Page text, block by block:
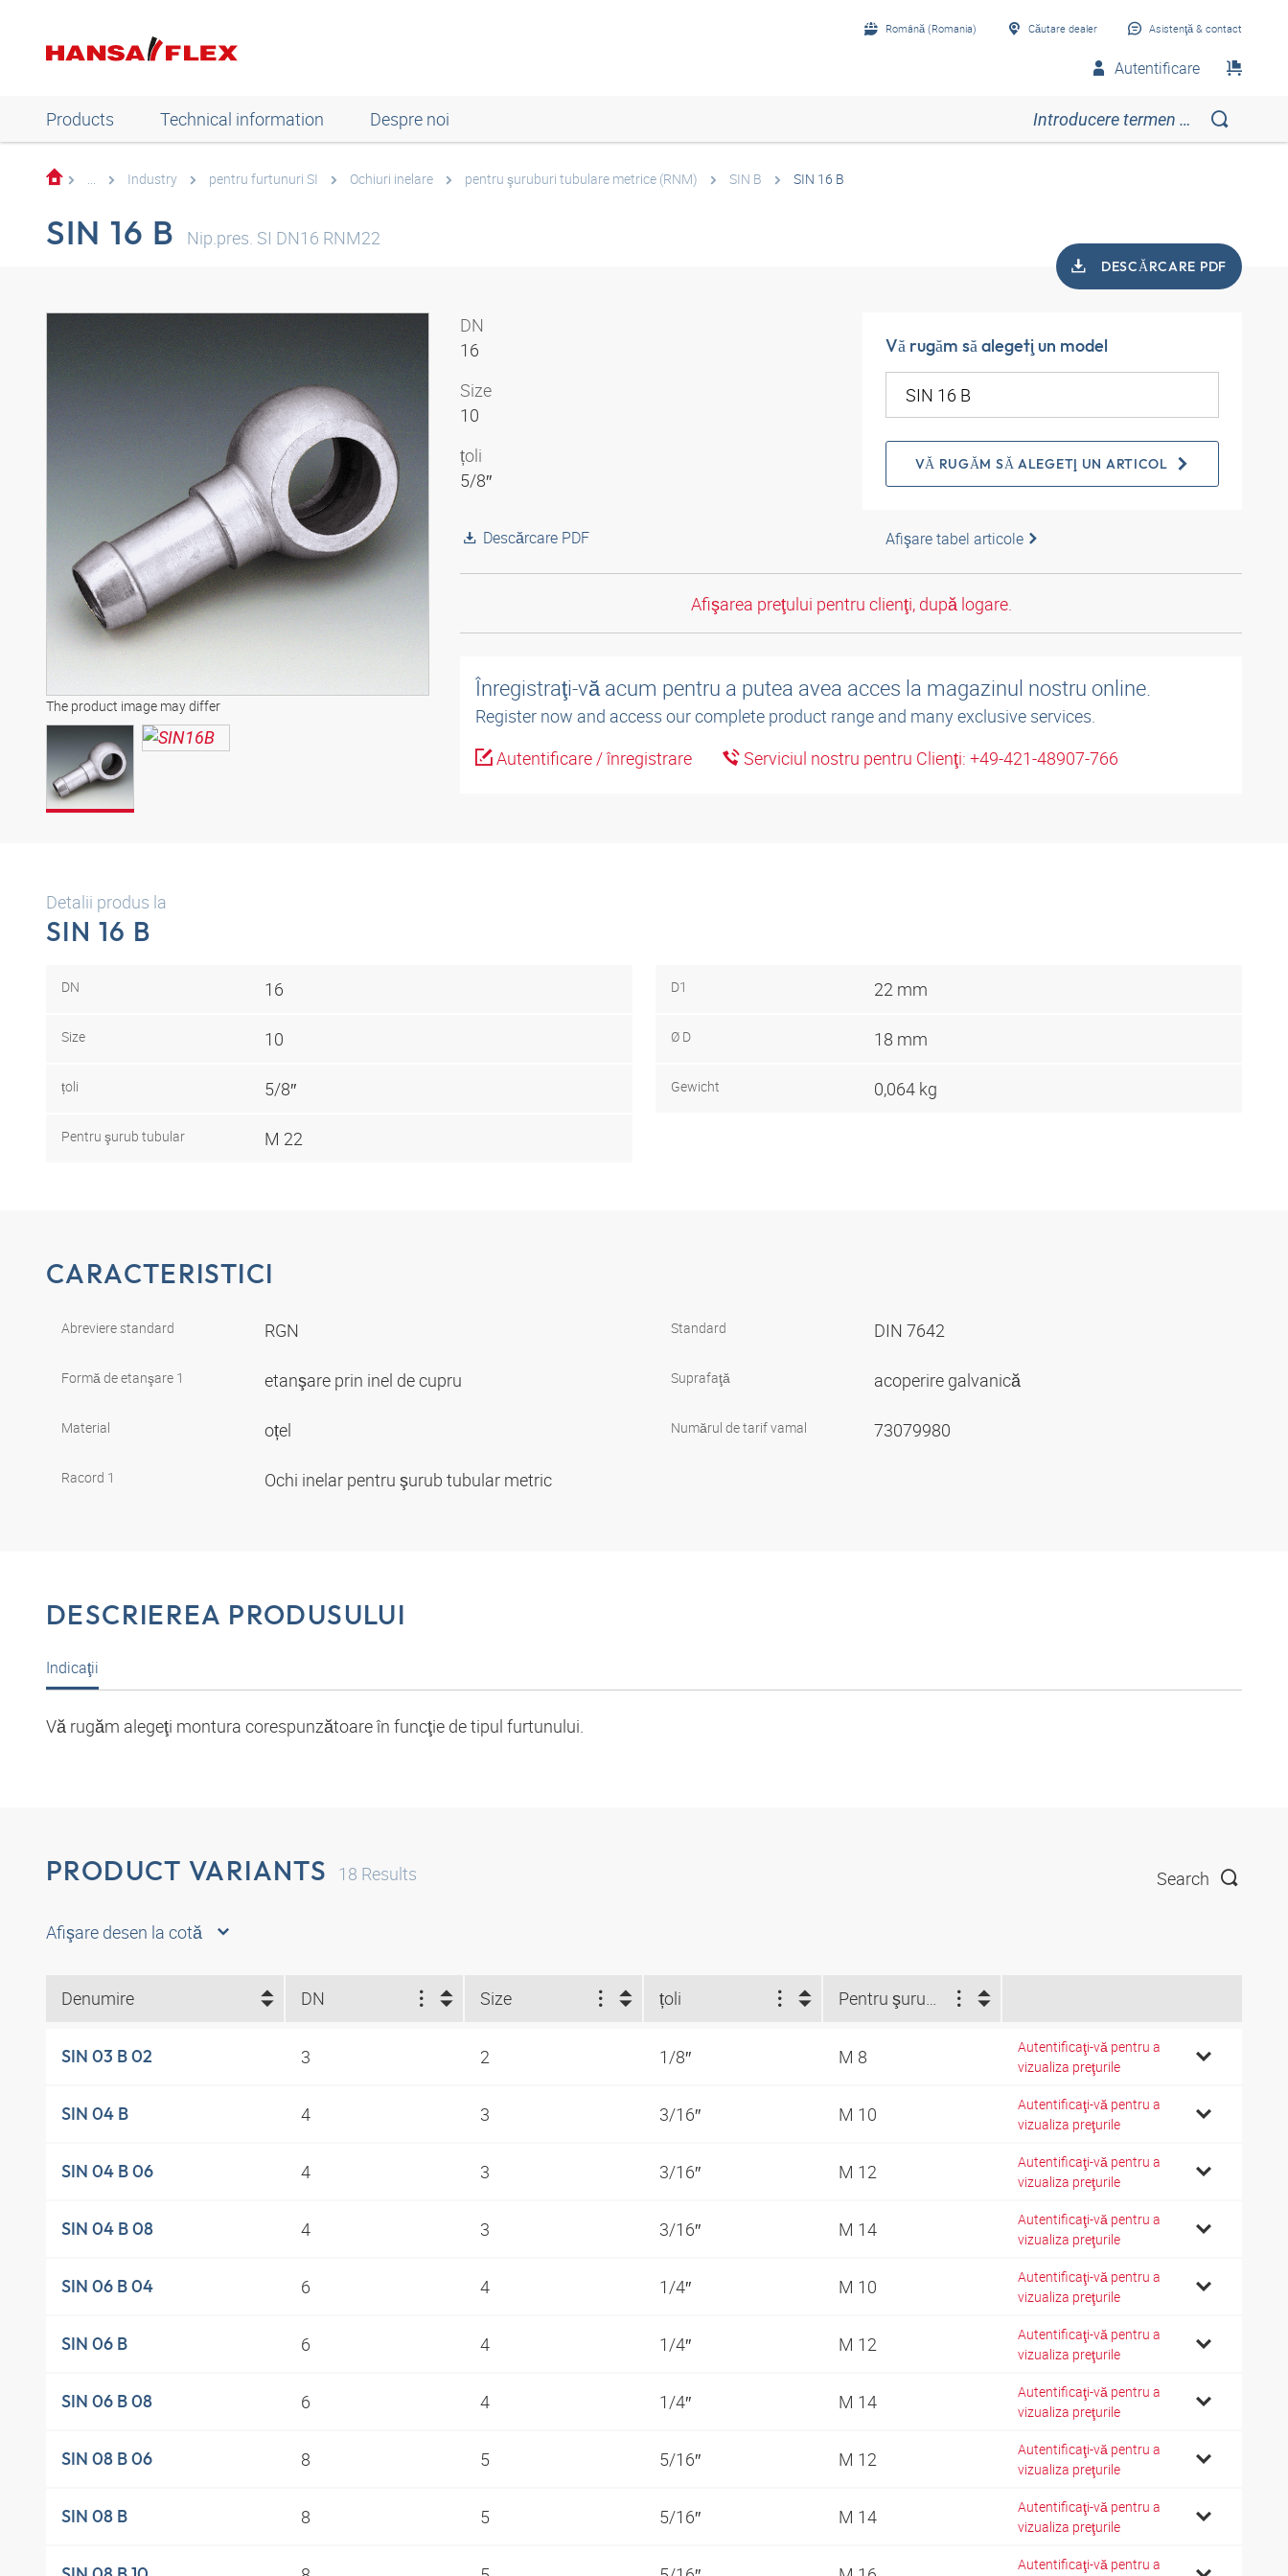
Română (Romania) Căutare dealer Asistenţă & contact
Autentificare
Products Technical information Despre noi
... Industry pentru furtunuri SI Ochiuri inelare pentru şuruburi tubulare metrice (RNM) SIN B SIN 16 B
SIN 16 B Nip.pres. SI DN16 RNM22
DESCĂRCARE PDF
The product image may differ
DN
16
Size
10
țoli
5/8″
Descărcare PDF
Vă rugăm să alegeţi un model
VĂ RUGĂM SĂ ALEGEŢI UN ARTICOL
Afişare tabel articole
Afişarea preţului pentru clienţi, după logare.
Înregistraţi-vă acum pentru a putea avea acces la magazinul nostru online.
Register now and access our complete product range and many exclusive services.
Autentificare / înregistrare
Serviciul nostru pentru Clienţi: +49-421-48907-766
Detalii produs la
SIN 16 B
DN 16
Size 10
țoli 5/8″
Pentru şurub tubular M 22
D1 22 mm
Ø D 18 mm
Gewicht 0,064 kg
CARACTERISTICI
Abreviere standard RGN
Formă de etanşare 1 etanşare prin inel de cupru
Material oțel
Racord 1 Ochi inelar pentru şurub tubular metric
Standard DIN 7642
Suprafaţă acoperire galvanică
Numărul de tarif vamal 73079980
DESCRIEREA PRODUSULUI
Indicaţii
Vă rugăm alegeţi montura corespunzătoare în funcţie de tipul furtunului.
PRODUCT VARIANTS 18 Results Search
Afişare desen la cotă
Denumire DN Size țoli Pentru şurub tubular
SIN 03 B 02 3 2 1/8″ M 8
Autentificaţi-vă pentru a
vizualiza preţurile
SIN 04 B 4 3 3/16″ M 10
Autentificaţi-vă pentru a
vizualiza preţurile
SIN 04 B 06 4 3 3/16″ M 12
Autentificaţi-vă pentru a
vizualiza preţurile
SIN 04 B 08 4 3 3/16″ M 14
Autentificaţi-vă pentru a
vizualiza preţurile
SIN 06 B 04 6 4 1/4″ M 10
Autentificaţi-vă pentru a
vizualiza preţurile
SIN 06 B 6 4 1/4″ M 12
Autentificaţi-vă pentru a
vizualiza preţurile
SIN 06 B 08 6 4 1/4″ M 14
Autentificaţi-vă pentru a
vizualiza preţurile
SIN 08 B 06 8 5 5/16″ M 12
Autentificaţi-vă pentru a
vizualiza preţurile
SIN 08 B 8 5 5/16″ M 14
Autentificaţi-vă pentru a
vizualiza preţurile
Autentificaţi-vă pentru a